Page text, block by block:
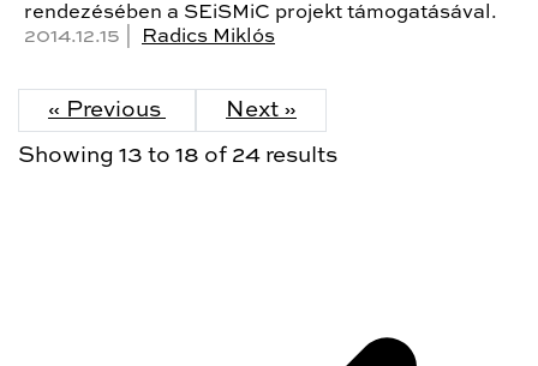
rendezésében a SEiSMiC projekt támogatásával.
2014.12.15 |
Radics Miklós
« Previous Next »
Showing 13 to 18 of 24 results